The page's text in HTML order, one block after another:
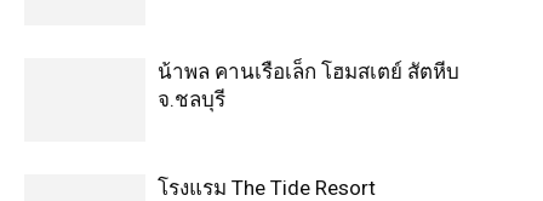
น้าพล คานเรือเล็ก โฮมสเตย์ สัตหีบ
จ.ชลบุรี
โรงแรม The Tide Resort